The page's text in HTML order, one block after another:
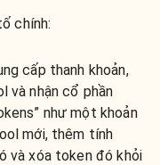
chính:
cấp thanh khoản,
và nhận cổ phần
như một khoản
mới, thêm tính
và xóa token đó khỏi